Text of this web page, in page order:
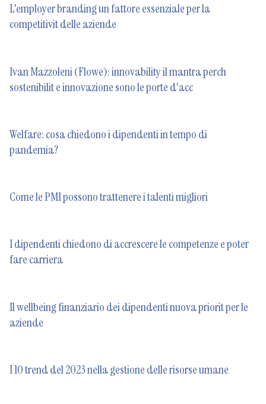
L'employer branding un fattore essenziale per la
competitivit delle aziende
Ivan Mazzoleni (Flowe): innovability il mantra perch
sostenibilit e innovazione sono le porte d'acc
Welfare: cosa chiedono i dipendenti in tempo di
pandemia?
Come le PMI possono trattenere i talenti migliori
I dipendenti chiedono di accrescere le competenze e poter
fare carriera
Il wellbeing finanziario dei dipendenti nuova priorit per le
aziende
I 10 trend del 2023 nella gestione delle risorse umane